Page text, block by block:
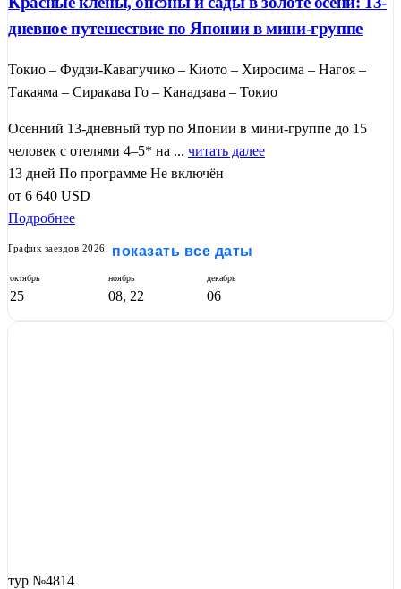
дневное путешествие по Японии в мини-группе
Токио – Фудзи-Кавагучико – Киото – Хиросима – Нагоя –
Такаяма – Сиракава Го – Канадзава – Токио
Осенний 13-дневный тур по Японии в мини-группе до 15
человек с отелями 4–5* на ... читать далее
13 дней По программе Не включён
от 6 640 USD
Подробнее
График заездов 2026: показать все даты
октябрь
25
ноябрь
08, 22
декабрь
06
тур №4814